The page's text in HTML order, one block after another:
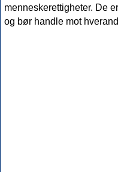
menneskerettigheter. De
og bør handle mot